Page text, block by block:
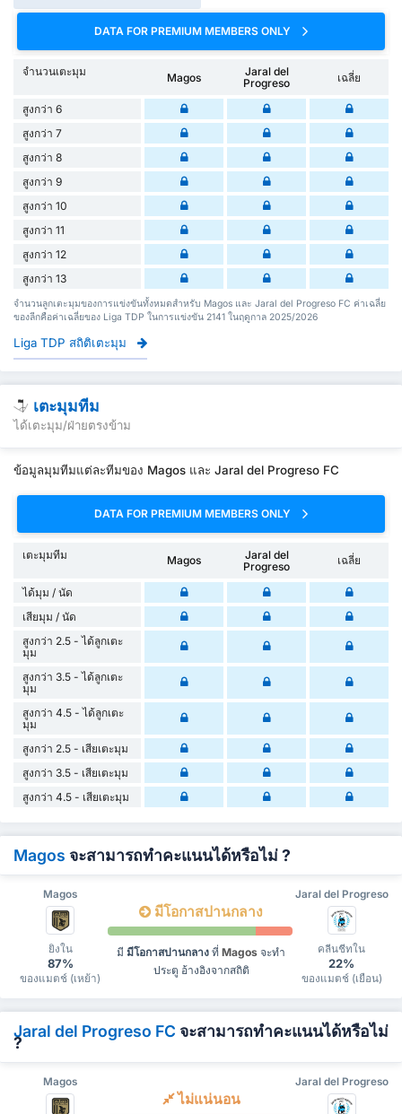
DATA FOR PREMIUM MEMBERS ONLY
จำนวนเตะมุม Magos
Jaral del
Progreso
เฉลี่ย
สูงกว่า 6
สูงกว่า 7
สูงกว่า 8
สูงกว่า 9
สูงกว่า 10
สูงกว่า 11
สูงกว่า 12
สูงกว่า 13
จำนวนลูกเตะมุมของการแข่งขันทั้งหมดสำหรับ Magos และ Jaral del Progreso FC ค่าเฉลี่ย
ของลีกคือค่าเฉลี่ยของ Liga TDP ในการแข่งขัน 2141 ในฤดูกาล 2025/2026
Liga TDP สถิติเตะมุม
เตะมุมทีม
ได้เตะมุม/ฝ่ายตรงข้าม
ข้อมูลมุมทีมแต่ละทีมของ Magos และ Jaral del Progreso FC
DATA FOR PREMIUM MEMBERS ONLY
เตะมุมทีม Magos
Jaral del
Progreso
เฉลี่ย
ได้มุม / นัด
เสียมุม / นัด
สูงกว่า 2.5 - ได้ลูกเตะ
มุม
สูงกว่า 3.5 - ได้ลูกเตะ
มุม
สูงกว่า 4.5 - ได้ลูกเตะ
มุม
สูงกว่า 2.5 - เสียเตะมุม
สูงกว่า 3.5 - เสียเตะมุม
สูงกว่า 4.5 - เสียเตะมุม
Magos จะสามารถทำคะแนนได้หรือไม่ ?
Magos Jaral del Progreso
ยิงใน
87%
ของแมตช์ (เหย้า)
มีโอกาสปานกลาง
มี มีโอกาสปานกลาง ที่ Magos จะทำ
ประตู อ้างอิงจากสถิติ
คลีนชีทใน
22%
ของแมตช์ (เยือน)
Jaral del Progreso FC จะสามารถทำคะแนนได้หรือไม่
?
Magos Jaral del Progreso
ไม่แน่นอน